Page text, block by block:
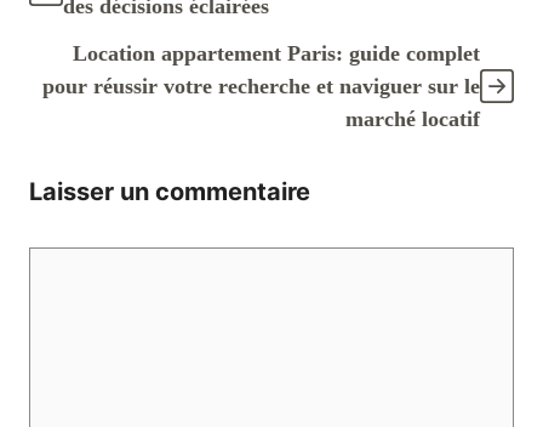
des décisions éclairées
Location appartement Paris: guide complet
pour réussir votre recherche et naviguer sur le
marché locatif
Laisser un commentaire